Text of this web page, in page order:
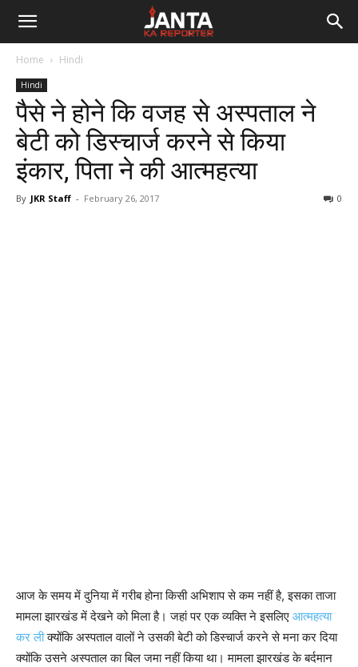
Janta
Reporter
Home Hindi
Hindi
पैसे ने होने कि वजह से अस्पताल ने
बेटी को डिस्चार्ज करने से किया
इंकार, पिता ने की आत्महत्या
By JKR Staff - February 26, 2017 0
आज के समय में दुनिया में गरीब होना किसी अभिशाप से कम नहीं है, इसका ताजा
मामला झारखंड में देखने को मिला है। जहां पर एक व्यक्ति ने इसलिए आत्महत्या
कर लीक्योंकि अस्पताल वालों ने उसकी बेटी को डिस्चार्ज करने से मना कर दिया
क्योंकि उसने अस्पताल का बिल जमा नहीं किया था। मामला झारखंड के बर्दमान